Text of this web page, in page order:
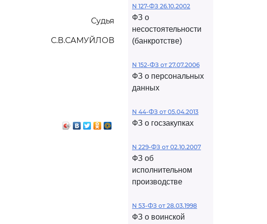
Судья
С.В.САМУЙЛОВ
N 127-ФЗ 26.10.2002
ФЗ о
несостоятельности
(банкротстве)
N 152-ФЗ от 27.07.2006
ФЗ о персональных
данных
N 44-ФЗ от 05.04.2013
ФЗ о госзакупках
N 229-ФЗ от 02.10.2007
ФЗ об
исполнительном
производстве
N 53-ФЗ от 28.03.1998
ФЗ о воинской